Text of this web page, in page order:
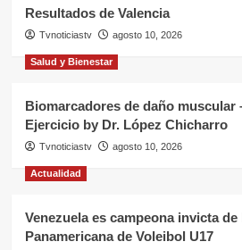
Resultados de Valencia
Tvnoticiastv agosto 10, 2026
Salud y Bienestar
Biomarcadores de daño muscular
Ejercicio by Dr. López Chicharro
Tvnoticiastv agosto 10, 2026
Actualidad
Venezuela es campeona invicta de
Panamericana de Voleibol U17